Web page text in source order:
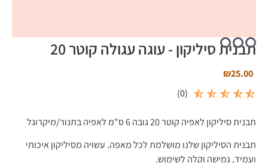
תבנית סיליקון - עוגה עגולה קוטר 20
₪25.00
(
0
)
תבנית סיליקון לאפיה קוטר 20 גובה 6 ס"מ לאפיה בתנור/מיקרוגל
תבנית הסיליקון שלנו מושלמת לכל מאפה. עשויה מסיליקון איכותי
ועמיד, גמישה וקלה לשימוש.